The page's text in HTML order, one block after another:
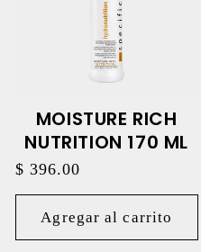
MOISTURE RICH
NUTRITION 170 ML
Precio
habitual
$ 396.00
Agregar al carrito